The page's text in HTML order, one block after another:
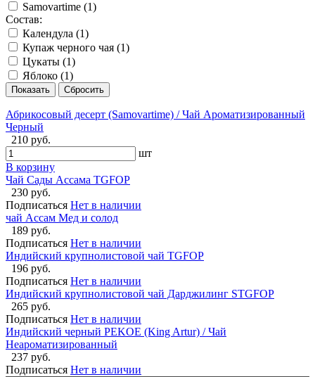
Samovartime (1)
Состав:
Календула (1)
Купаж черного чая (1)
Цукаты (1)
Яблоко (1)
Абрикосовый десерт (Samovartime) / Чай Ароматизированный
Черный
210 руб.
шт
В корзину
Чай Сады Ассама TGFOP
230 руб.
Подписаться Нет в наличии
чай Ассам Мед и солод
189 руб.
Подписаться Нет в наличии
Индийский крупнолистовой чай TGFOP
196 руб.
Подписаться Нет в наличии
Индийский крупнолистовой чай Дарджилинг STGFOP
265 руб.
Подписаться Нет в наличии
Индийский черный PEKOE (King Artur) / Чай
Неароматизированный
237 руб.
Подписаться Нет в наличии